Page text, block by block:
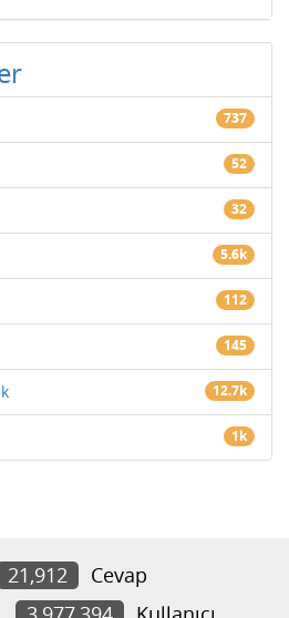
737
52
32
5.6k
112
145
12.7k
1k
21,912
Cevap